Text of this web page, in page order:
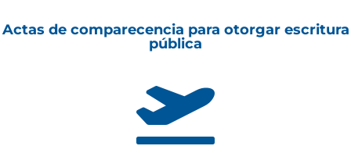
Actas de comparecencia para otorgar escritura
pública
